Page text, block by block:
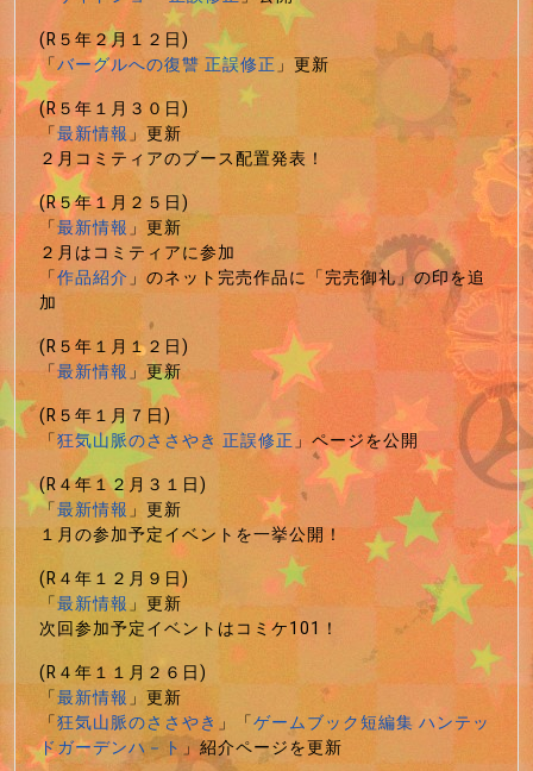
(R５年２月１２日)
「バーグルへの復讐 正誤修正」更新
(R５年１月３０日)
「最新情報」更新
２月コミティアのブース配置発表！
(R５年１月２５日)
「最新情報」更新
２月はコミティアに参加
「作品紹介」のネット完売作品に「完売御礼」の印を追
加
(R５年１月１２日)
「最新情報」更新
(R５年１月７日)
「狂気山脈のささやき 正誤修正」ページを公開
(R４年１２月３１日)
「最新情報」更新
１月の参加予定イベントを一挙公開！
(R４年１２月９日)
「最新情報」更新
次回参加予定イベントはコミケ101！
(R４年１１月２６日)
「最新情報」更新
「狂気山脈のささやき 」「ゲームブック短編集 ハンテッ
ドガーデンハ－ト 」紹介ページを更新